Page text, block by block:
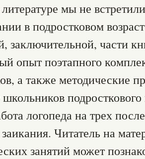
мы не
в подростковом
заключительной, части
опыт поэтапного
а также методические
логопеда на трех
Читатель на
занятий может